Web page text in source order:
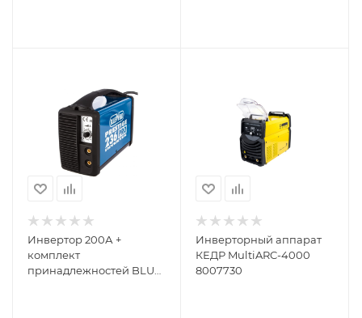
Инвертор 200А +
комплект
принадлежностей BLUE
Инверторный аппарат
КЕДР MultiARC-4000
8007730